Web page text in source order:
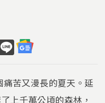
Li
n
e
苦又漫長的夏天。延
上千萬公頃的森林，